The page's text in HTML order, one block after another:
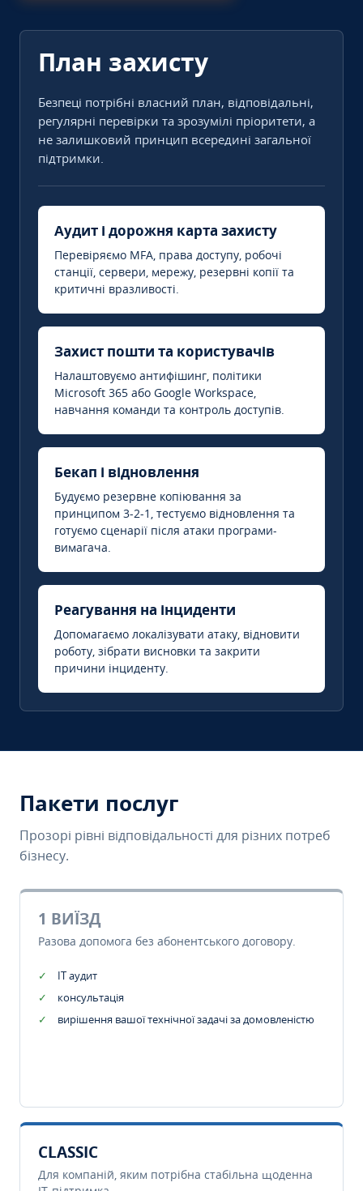
План захисту
Безпеці потрібні власний план, відповідальні,
регулярні перевірки та зрозумілі пріоритети, а
не залишковий принцип всередині загальної
підтримки.
Аудит і дорожня карта захисту
Перевіряємо MFA, права доступу, робочі
станції, сервери, мережу, резервні копії та
критичні вразливості.
Захист пошти та користувачів
Налаштовуємо антифішинг, політики
Microsoft 365 або Google Workspace,
навчання команди та контроль доступів.
Бекап і відновлення
Будуємо резервне копіювання за
принципом 3-2-1, тестуємо відновлення та
готуємо сценарії після атаки програми-
вимагача.
Реагування на інциденти
Допомагаємо локалізувати атаку, відновити
роботу, зібрати висновки та закрити
причини інциденту.
Пакети послуг
Прозорі рівні відповідальності для різних потреб
бізнесу.
1 ВИЇЗД
Разова допомога без абонентського договору.
IT аудит
консультація
вирішення вашої технічної задачі за домовленістю
CLASSIC
Для компаній, яким потрібна стабільна щоденна